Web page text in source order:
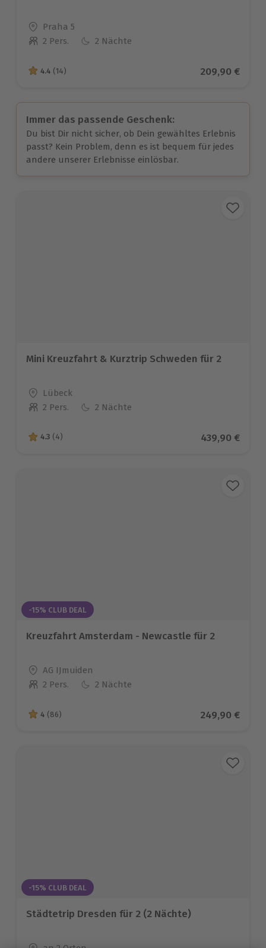
Standort
Praha 5
Anzahl der Teilnehmer
2 Pers. 2 Nächte
4.4 von 5 Sternen basierend auf 14 Bewertungen
4.4 (14) Aktueller
209,90 €
Immer das passende Geschenk:
Du bist Dir nicht sicher, ob Dein gewähltes Erlebnis
passt? Kein Problem, denn es ist bequem für jedes
andere unserer Erlebnisse einlösbar.
Mini Kreuzfahrt & Kurztrip Schweden für 2
Standort
Lübeck
Anzahl der Teilnehmer
2 Pers. 2 Nächte
4.3 von 5 Sternen basierend auf 4 Bewertungen
4.3 (4) Aktueller
439,90 €
-15% CLUB DEAL
Kreuzfahrt Amsterdam - Newcastle für 2
Standort
AG IJmuiden
Anzahl der Teilnehmer
2 Pers. 2 Nächte
4 von 5 Sternen basierend auf 86 Bewertungen
4 (86) Aktueller
249,90 €
-15% CLUB DEAL
Städtetrip Dresden für 2 (2 Nächte)